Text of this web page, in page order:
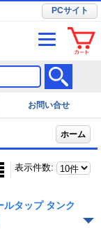
PCサイト
お問い合せ
ホーム
表示件数:
タップ タンク